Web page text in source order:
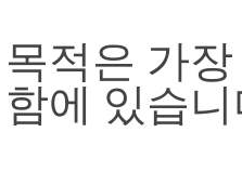
목적은 가
함에 있습